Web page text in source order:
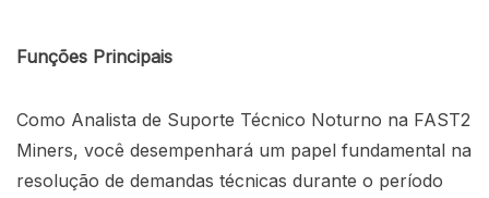
Funções Principais
Como Analista de Suporte Técnico Noturno na FAST2
Miners, você desempenhará um papel fundamental na
resolução de demandas técnicas durante o período